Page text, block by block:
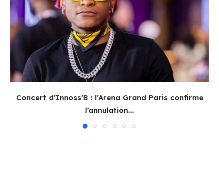
Concert d’Innoss’B : l’Arena Grand Paris confirme
l’annulation...